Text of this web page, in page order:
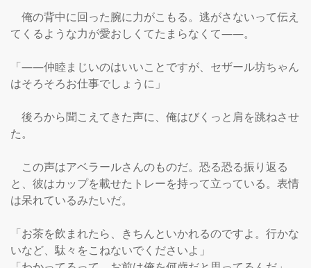
俺の背中に回った腕に力がこもる。逃がさないって伝え
てくるような力が愛おしくてたまらなくて――。
「――仲睦まじいのはいいことですが、セザール坊ちゃん
はそろそろお仕事でしょうに」
後ろから聞こえてきた声に、俺はびくっと肩を跳ねさせ
た。
この声はアベラールさんのものだ。恐る恐る振り返る
と、彼はカップを載せたトレーを持って立っている。表情
は呆れているみたいだ。
「お茶を飲まれたら、きちんといかれるのですよ。行かな
いなど、駄々をこねないでくださいよ」